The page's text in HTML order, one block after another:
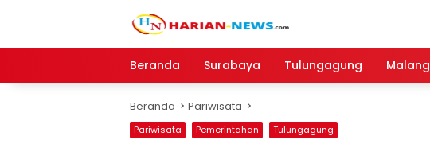
Beranda
Surabaya Tulungagung Malang
Beranda Pariwisata
Pariwisata Pemerintahan Tulungagung